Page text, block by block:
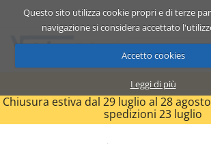
Questo sito utilizza cookie propri e di terze
navigazione si considera accettato
Accetto cookies
Leggi di più
Catalogo Carrello
Chiusura estiva dal 29 luglio al 28
spedizioni 23 luglio